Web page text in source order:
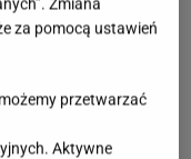
za pomocą ustawień
przetwarzać
Aktywne